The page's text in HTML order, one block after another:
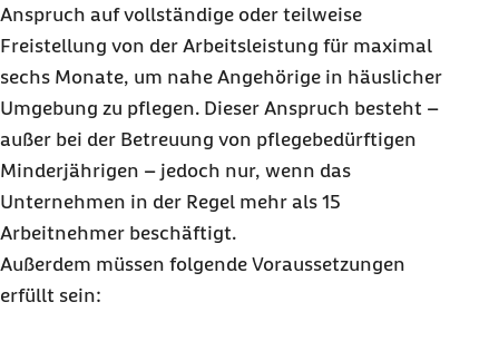
Anspruch auf vollständige oder teilweise
Freistellung von der Arbeitsleistung für maximal
sechs Monate, um nahe Angehörige in häuslicher
Umgebung zu pflegen. Dieser Anspruch besteht –
außer bei der Betreuung von pflegebedürftigen
Minderjährigen – jedoch nur, wenn das
Unternehmen in der Regel mehr als 15
Arbeitnehmer beschäftigt.
Außerdem müssen folgende Voraussetzungen
erfüllt sein: